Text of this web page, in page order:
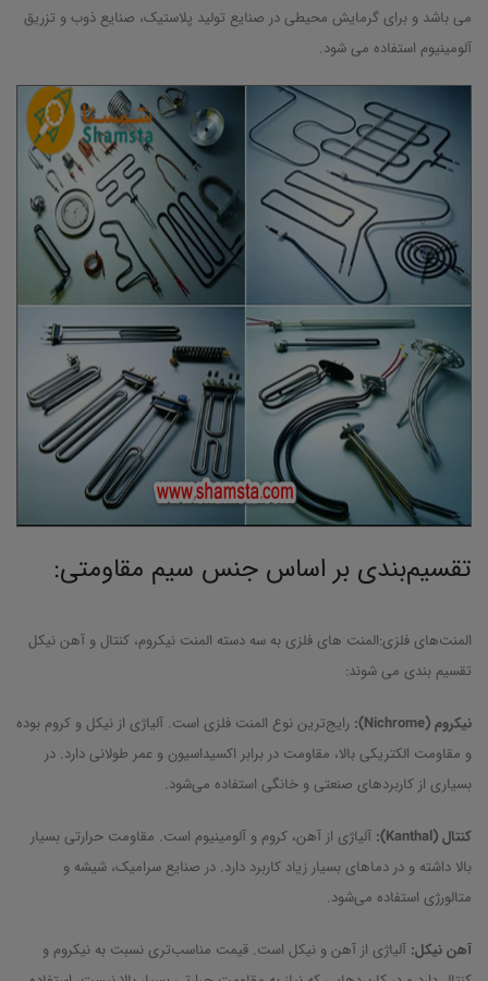
می باشد و برای گرمایش محیطی در صنایع تولید پلاستیک، صنایع ذوب و تزریق
آلومینیوم استفاده می شود.
تقسیم‌بندی بر اساس جنس سیم مقاومتی:
المنت‌های فلزی:المنت های فلزی به سه دسته المنت نیکروم، کنتال و آهن نیکل
تقسیم بندی می شوند:
نیکروم (Nichrome):
رایج‌ترین نوع المنت فلزی است. آلیاژی از نیکل و کروم بوده
و مقاومت الکتریکی بالا، مقاومت در برابر اکسیداسیون و عمر طولانی دارد. در
بسیاری از کاربردهای صنعتی و خانگی استفاده می‌شود.
کنتال (Kanthal):
آلیاژی از آهن، کروم و آلومینیوم است. مقاومت حرارتی بسیار
بالا داشته و در دماهای بسیار زیاد کاربرد دارد. در صنایع سرامیک، شیشه و
متالورژی استفاده می‌شود.
آهن نیکل: آلیاژی از آهن و نیکل است. قیمت مناسب‌تری نسبت به نیکروم و